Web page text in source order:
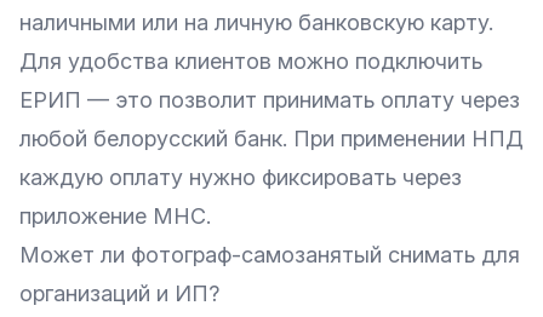
наличными или на личную банковскую карту.
Для удобства клиентов можно подключить
ЕРИП — это позволит принимать оплату через
любой белорусский банк. При применении НПД
каждую оплату нужно фиксировать через
приложение МНС.
Может ли фотограф-самозанятый снимать для
организаций и ИП?